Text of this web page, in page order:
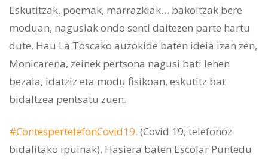
Eskutitzak, poemak, marrazkiak… bakoitzak bere
moduan, nagusiak ondo senti daitezen parte hartu
dute. Hau La Toscako auzokide baten ideia izan zen,
Monicarena, zeinek pertsona nagusi bati lehen
bezala, idatziz eta modu fisikoan, eskutitz bat
bidaltzea pentsatu zuen.
#ContespertelefonCovid19. (Covid 19, telefonoz
bidalitako ipuinak). Hasiera baten Escolar Puntedu